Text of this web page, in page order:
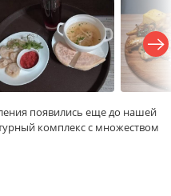
появились еще до нашей
комплекс с множеством